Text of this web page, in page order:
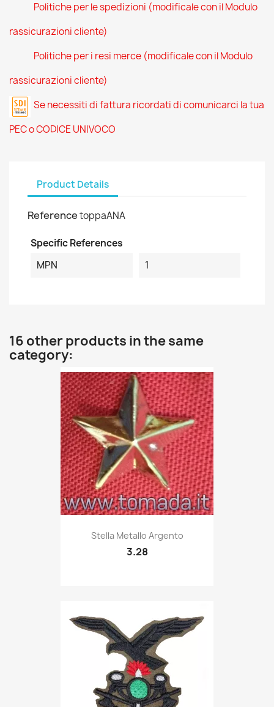
Politiche per le spedizioni (modificale con il Modulo
rassicurazioni cliente)
Politiche per i resi merce (modificale con il Modulo
rassicurazioni cliente)
Se necessiti di fattura ricordati di comunicarci la tua
PEC o CODICE UNIVOCO
Product Details
ReferencetoppaANA
Specific References
MPN
1
16 other products in the same
category:
Quick view
Stella Metallo Argento
3.28